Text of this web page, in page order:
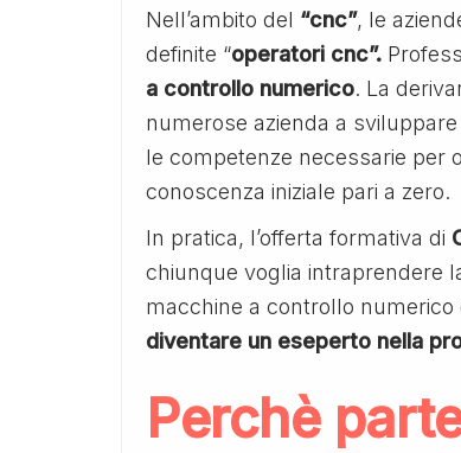
Nell’ambito del “cnc”, le
definite “operatori cnc”.
a controllo numerico. La
numerose azienda a sviluppare
le competenze necessarie per
conoscenza iniziale pari a zero.
In pratica, l’offerta formativa di
chiunque voglia intraprendere
macchine a controllo
diventare un eseperto nella
Perchè